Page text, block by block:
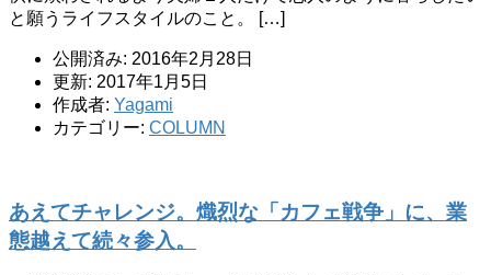
と願うライフスタイルのこと。 […]
公開済み: 2016年2月28日
更新: 2017年1月5日
作成者: Yagami
カテゴリー: COLUMN
あえてチャレンジ。熾烈な「カフェ戦争」に、業
態越えて続々参入。